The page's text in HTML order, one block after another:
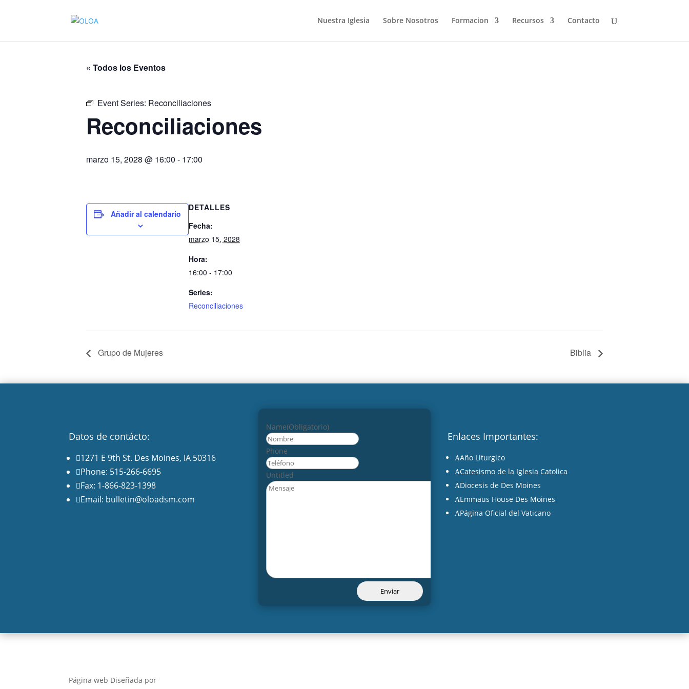
Nuestra Iglesia Sobre Nosotros Formacion Recursos Contacto
« Todos los Eventos
Event Series: Reconciliaciones
Reconciliaciones
marzo 15, 2028 @ 16:00 - 17:00
Añadir al calendario
DETALLES
Fecha:
marzo 15, 2028
Hora:
16:00 - 17:00
Series:
Reconciliaciones
Grupo de Mujeres Biblia
Datos de contácto:
1271 E 9th St. Des Moines, IA 50316
Phone: 515-266-6695
Fax: 1-866-823-1398
Email: bulletin@oloadsm.com
Name(Obligatorio)
Nombre
Phone
Untitled
Enlaces Importantes:
AAño Liturgico
ACatesismo de la Iglesia Catolica
ADiocesis de Des Moines
AEmmaus House Des Moines
APágina Oficial del Vaticano
Página web Diseñada por